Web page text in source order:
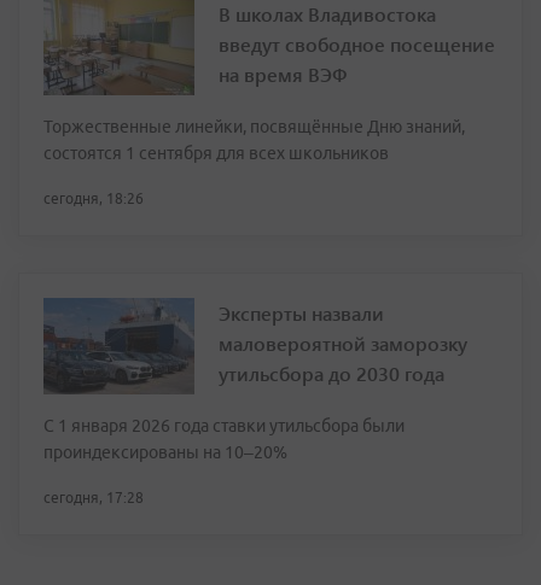
В школах Владивостока
введут свободное посещение
на время ВЭФ
Торжественные линейки, посвящённые Дню знаний,
состоятся 1 сентября для всех школьников
сегодня, 18:26
Эксперты назвали
маловероятной заморозку
утильсбора до 2030 года
С 1 января 2026 года ставки утильсбора были
проиндексированы на 10–20%
сегодня, 17:28